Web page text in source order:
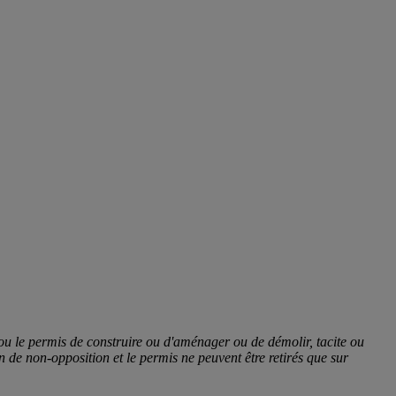
le permis de construire ou d'aménager ou de démolir, tacite ou
non-opposition et le permis ne peuvent être retirés que sur